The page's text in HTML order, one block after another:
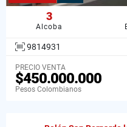
3
Alcoba
9814931
PRECIO VENTA
$450.000.000
Pesos Colombianos